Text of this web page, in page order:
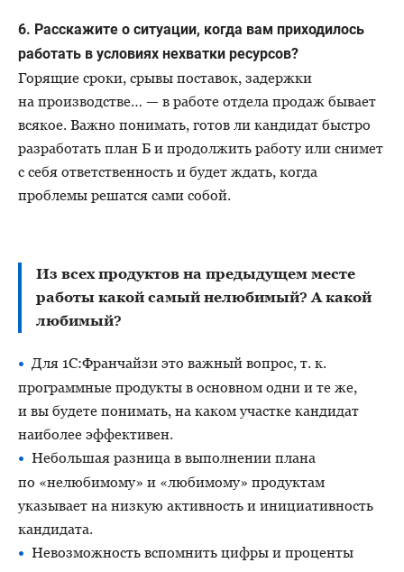
6. Расскажите о ситуации, когда вам приходилось
работать в условиях нехватки ресурсов?
Горящие сроки, срывы поставок, задержки
на производстве… — в работе отдела продаж бывает
всякое. Важно понимать, готов ли кандидат быстро
разработать план Б и продолжить работу или снимет
с себя ответственность и будет ждать, когда
проблемы решатся сами собой.
Из всех продуктов на предыдущем месте
работы какой самый нелюбимый? А какой
любимый?
Для 1С:Франчайзи это важный вопрос, т. к.
программные продукты в основном одни и те же,
и вы будете понимать, на каком участке кандидат
наиболее эффективен.
Небольшая разница в выполнении плана
по «нелюбимому» и «любимому» продуктам
указывает на низкую активность и инициативность
кандидата.
Невозможность вспомнить цифры и проценты